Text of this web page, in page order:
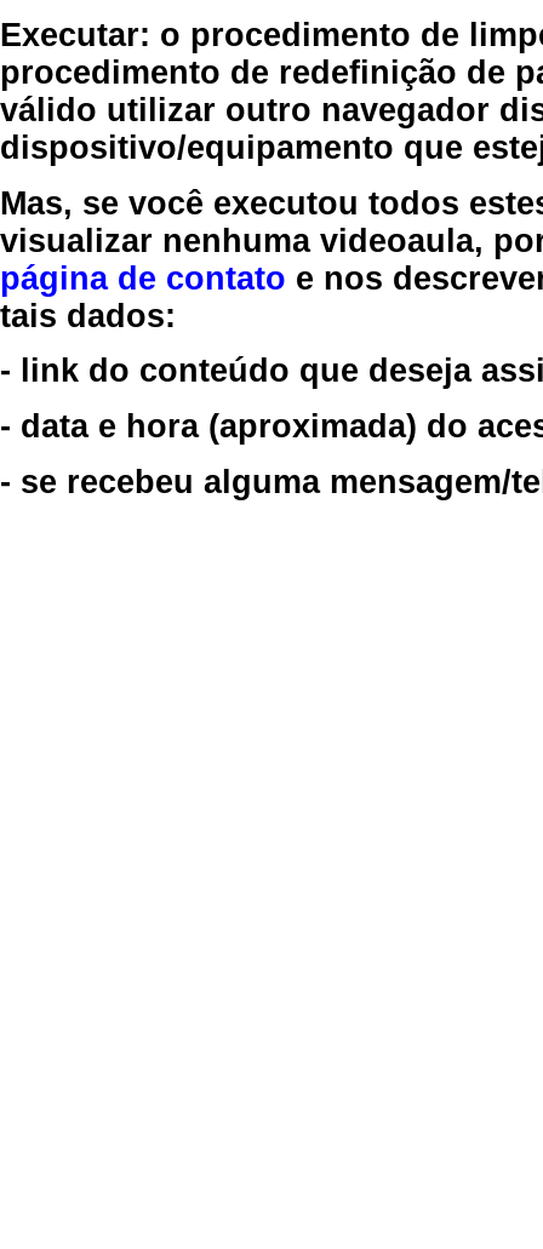
Executar: o procedimento de
procedimento de redefinição de
válido utilizar outro navegador
dispositivo/equipamento que
Mas, se você executou todos
visualizar nenhuma videoaula,
página de contato e nos
tais dados:
- link do conteúdo que deseja
- data e hora (aproximada) do
- se recebeu alguma mensagem/